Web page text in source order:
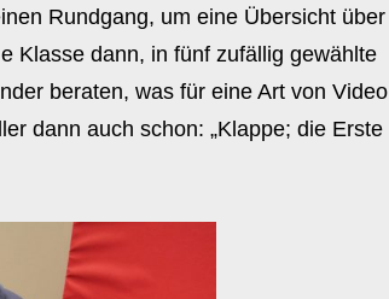
Rundgang, um eine Übersicht über
Klasse dann, in fünf zufällig gewählte
beraten, was für eine Art von Video
dann auch schon: „Klappe; die Erste